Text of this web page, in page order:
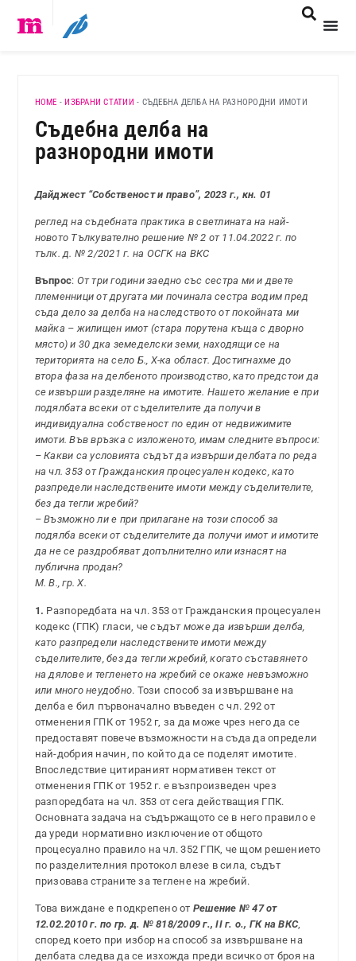
HOME - ИЗБРАНИ СТАТИИ - СЪДЕБНА ДЕЛБА НА РАЗНОРОДНИ ИМОТИ
Съдебна делба на
разнородни имоти
Дайджест “Собственост и право”, 2023 г., кн. 01
реглед на съдебната практика в светлината на най-
новото Тълкувателно решение № 2 от 11.04.2022 г. по
тълк. д. № 2/2021 г. на ОСГК на ВКС
Въпрос: От три години заедно със сестра ми и двете
племенници от другата ми починала сестра водим пред
съда дело за делба на наследството от покойната ми
майка – жилищен имот (стара порутена къща с дворно
място) и 30 дка земеделски земи, находящи се на
територията на село Б., Х-ка област. Достигнахме до
втора фаза на делбеното производство, като предстои да
се извърши разделяне на имотите. Нашето желание е при
подялбата всеки от съделителите да получи в
индивидуална собственост по един от недвижимите
имоти. Във връзка с изложеното, имам следните въпроси:
– Какви са условията съдът да извърши делбата по реда
на чл. 353 от Гражданския процесуален кодекс, като
разпредели наследствените имоти между съделителите,
без да тегли жребий?
– Възможно ли е при прилагане на този способ за
подялба всеки от съделителите да получи имот и имотите
да не се раздробяват допълнително или изнасят на
публична продан?
М. В., гр. Х.
1. Разпоредбата на чл. 353 от Гражданския процесуален
кодекс (ГПК) гласи, чесъдът може да извърши делба,
като разпредели наследствените имоти между
съделителите, без да тегли жребий, когато съставянето
на дялове и тегленето на жребий се окаже невъзможно
или много неудобно. Този способ за извършване на
делба е бил първоначално въведен с чл. 292 от
отменения ГПК от 1952 г, за да може чрез него да се
предоставят повече възможности на съда да определи
най-добрия начин, по който да се поделят имотите.
Впоследствие цитираният нормативен текст от
отменения ГПК от 1952 г. е възпроизведен чрез
разпоредбата на чл. 353 от сега действащия ГПК.
Основната задача на съдържащото се в него правило е
да уреди нормативно изключение от общото
процесуално правило на чл. 352 ГПК, че щом решението
по разделителния протокол влезе в сила, съдът
призовава страните за теглене на жребий.
Това виждане е подкрепено от Решение № 47 от
12.02.2010 г. по гр. д. № 818/2009 г., II г. о., ГК на ВКС,
според което при избор на способ за извършване на
делбата следва да се изхожда преди всичко от броя на